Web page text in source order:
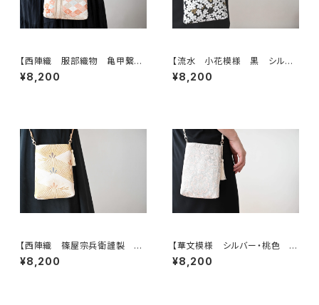
【西陣織 服部織物 亀甲繋ぎ
に鳳凰・花模様 帯リメイク
スマホショルダーバッグ】日常使
¥8,200
【流水 小花模様 黒 シルク
帯リメイク スマホショルダーバ
ッグ】日常使い、お呼ばれの日、
¥8,200
【西陣織 篠屋宗兵衛謹製 若
松模様 ゴールド シルク帯リ
メイク スマホショルダーバッ
¥8,200
【華文模様 シルバー・桃色 シ
ルク帯リメイク スマホショルダ
ーバッグ】日常使い、お呼ばれの
¥8,200